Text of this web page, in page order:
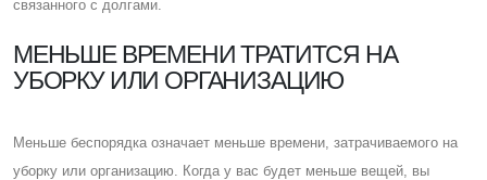
связанного с долгами.
МЕНЬШЕ ВРЕМЕНИ ТРАТИТСЯ НА
УБОРКУ ИЛИ ОРГАНИЗАЦИЮ
Меньше беспорядка означает меньше времени, затрачиваемого на
уборку или организацию. Когда у вас будет меньше вещей, вы